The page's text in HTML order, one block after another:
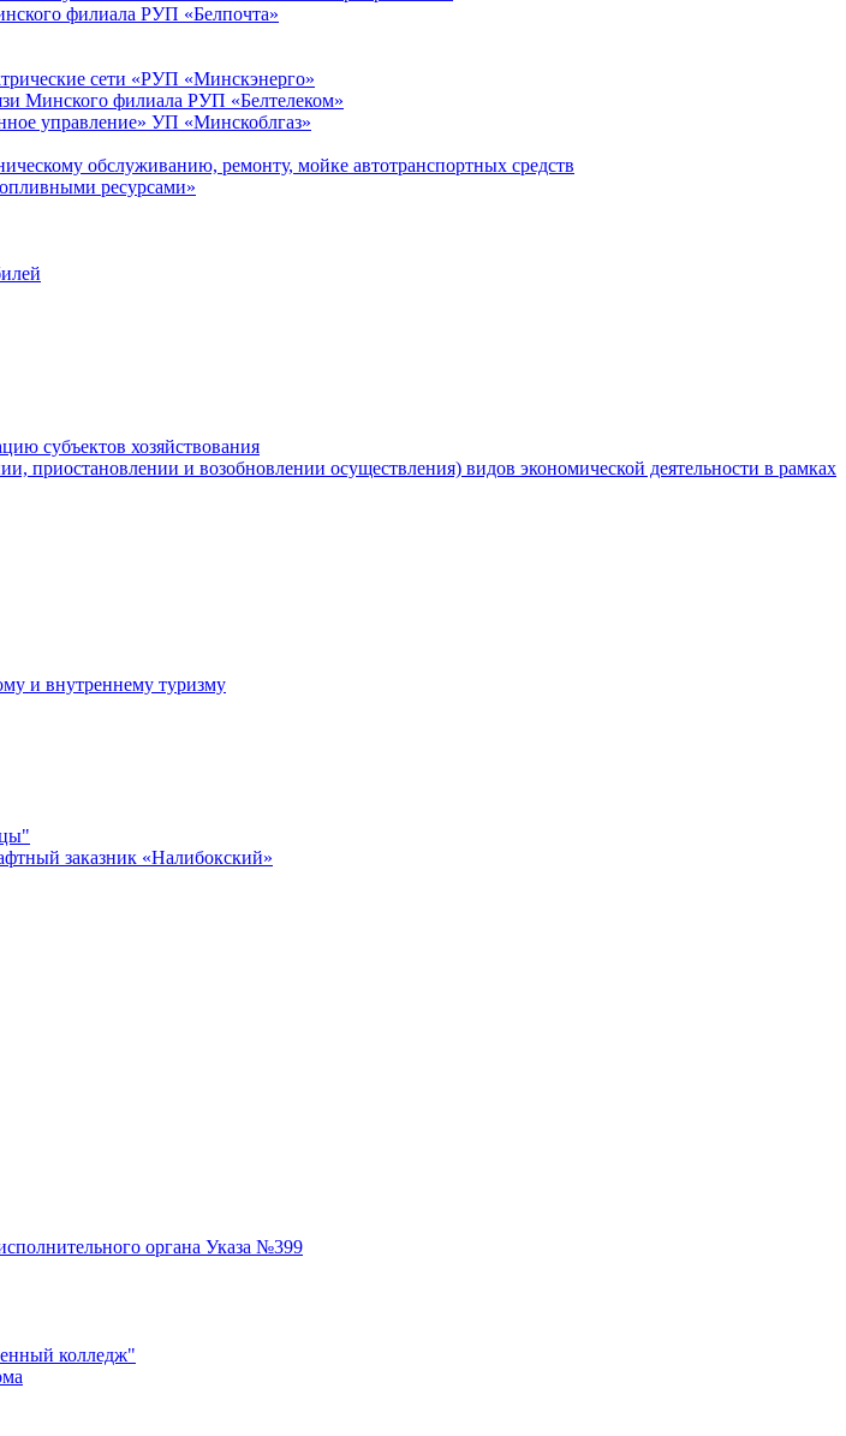
филиала РУП «Белпочта»
сети «РУП «Минскэнерго»
Минского филиала РУП «Белтелеком»
управление» УП «Минскоблгаз»
обслуживанию, ремонту, мойке автотранспортных средств
ресурсами»
субъектов хозяйствования
приостановлении и возобновлении осуществления) видов экономической деятельности в рамках
и внутреннему туризму
заказник «Налибокский»
органа Указа №399
колледж"